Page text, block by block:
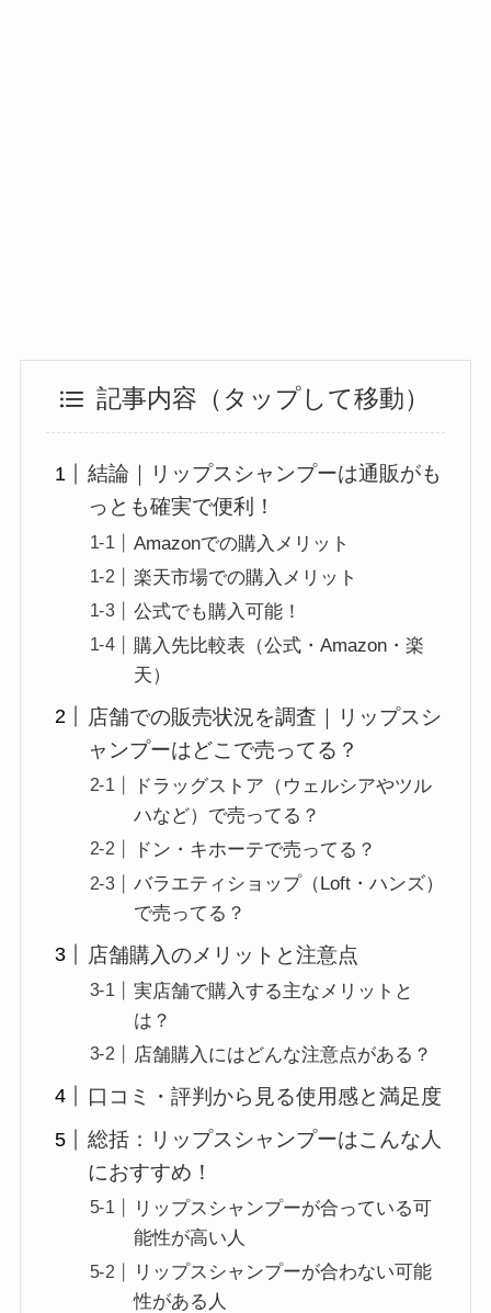
記事内容（タップして移動）
結論｜リップスシャンプーは通販がも
っとも確実で便利！
Amazonでの購入メリット
楽天市場での購入メリット
公式でも購入可能！
購入先比較表（公式・Amazon・楽
天）
店舗での販売状況を調査｜リップスシ
ャンプーはどこで売ってる？
ドラッグストア（ウェルシアやツル
ハなど）で売ってる？
ドン・キホーテで売ってる？
バラエティショップ（Loft・ハンズ）
で売ってる？
店舗購入のメリットと注意点
実店舗で購入する主なメリットと
は？
店舗購入にはどんな注意点がある？
口コミ・評判から見る使用感と満足度
総括：リップスシャンプーはこんな人
におすすめ！
リップスシャンプーが合っている可
能性が高い人
リップスシャンプーが合わない可能
性がある人